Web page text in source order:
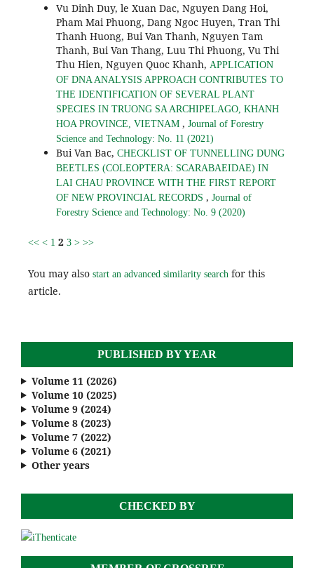
Vu Dinh Duy, le Xuan Dac, Nguyen Dang Hoi,
Pham Mai Phuong, Dang Ngoc Huyen, Tran Thi
Thanh Huong, Bui Van Thanh, Nguyen Tam
Thanh, Bui Van Thang, Luu Thi Phuong, Vu Thi
Thu Hien, Nguyen Quoc Khanh, APPLICATION
OF DNA ANALYSIS APPROACH CONTRIBUTES TO
THE IDENTIFICATION OF SEVERAL PLANT
SPECIES IN TRUONG SA ARCHIPELAGO, KHANH
HOA PROVINCE, VIETNAM , Journal of Forestry
Science and Technology: No. 11 (2021)
Bui Van Bac, CHECKLIST OF TUNNELLING DUNG
BEETLES (COLEOPTERA: SCARABAEIDAE) IN
LAI CHAU PROVINCE WITH THE FIRST REPORT
OF NEW PROVINCIAL RECORDS , Journal of
Forestry Science and Technology: No. 9 (2020)
<< < 1 2 3 > >>
You may also start an advanced similarity search for this
article.
PUBLISHED BY YEAR
Volume 11 (2026)
Volume 10 (2025)
Volume 9 (2024)
Volume 8 (2023)
Volume 7 (2022)
Volume 6 (2021)
Other years
CHECKED BY